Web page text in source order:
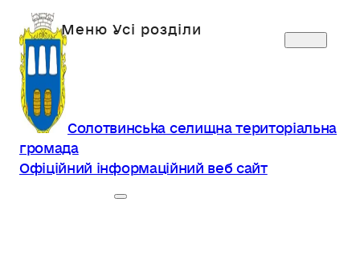
Солотвинська селищна територіальна
громада
Офіційний інформаційний веб сайт